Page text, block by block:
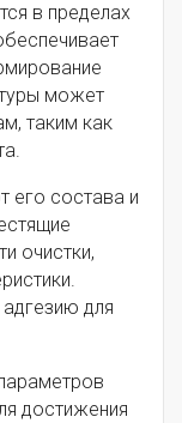
в пределах
может
таким как
его состава и
очистки,
для
достижения